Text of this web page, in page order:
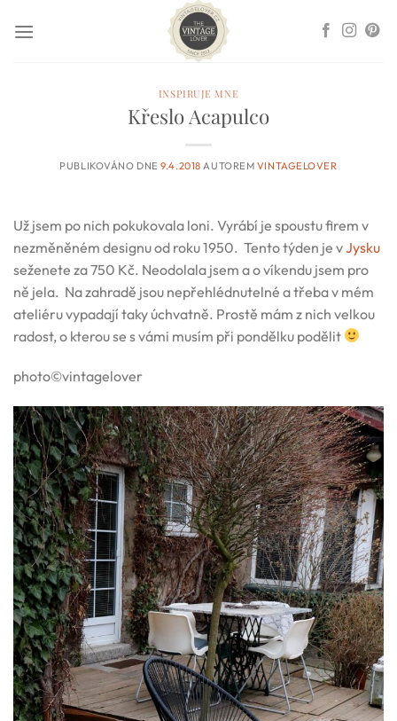
INSPIRUJE MNE
Křeslo Acapulco
PUBLIKOVÁNO DNE9.4.2018 AUTOREM VINTAGELOVER
Už jsem po nich pokukovala loni. Vyrábí je spoustu firem v
nezměněném designu od roku 1950. Tento týden je vJysku
seženete za 750 Kč. Neodolala jsem a o víkendu jsem pro
ně jela. Na zahradě jsou nepřehlédnutelné a třeba v mém
ateliéru vypadají taky úchvatně. Prostě mám z nich velkou
radost, o kterou se s vámi musím při pondělku podělit
photo©vintagelover